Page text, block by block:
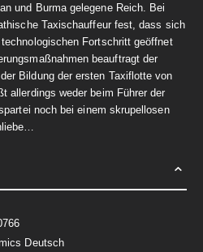
und Burma gelegene Reich. Bei
Taxischauffeur fest, dass sich
Fortschritt geöffnet
beauftragt der
Bildung der ersten Taxiflotte von
allerdings weder beim Führer der
noch bei einem skrupellosen
Deutsch